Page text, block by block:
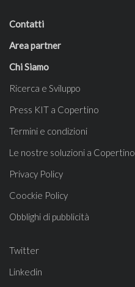
Contatti
Area partner
Chi Siamo
Ricerca e Sviluppo
Press KIT a Copertino
Termini e condizioni
Le nostre soluzioni a Copertino
Privacy Policy
Coockie Policy
Obblighi di pubblicità
Twitter
Linkedin